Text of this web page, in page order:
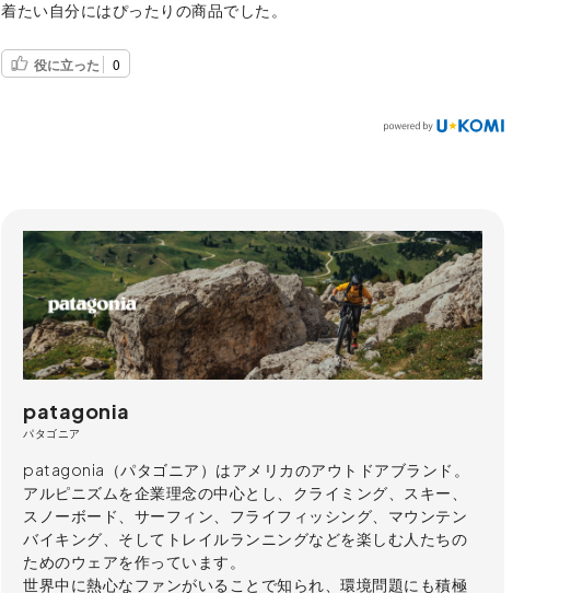
着たい自分にはぴったりの商品でした。
役に立った 0
patagonia
パタゴニア
patagonia（パタゴニア）はアメリカのアウトドアブランド。
アルピニズムを企業理念の中心とし、クライミング、スキー、
スノーボード、サーフィン、フライフィッシング、マウンテン
バイキング、そしてトレイルランニングなどを楽しむ人たちの
ためのウェアを作っています。
世界中に熱心なファンがいることで知られ、環境問題にも積極